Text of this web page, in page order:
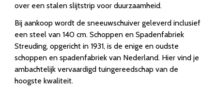
over een stalen slijtstrip voor duurzaamheid.
Bij aankoop wordt de sneeuwschuiver geleverd inclusief
een steel van 140 cm. Schoppen en Spadenfabriek
Streuding, opgericht in 1931, is de enige en oudste
schoppen en spadenfabriek van Nederland. Hier vind je
ambachtelijk vervaardigd tuingereedschap van de
hoogste kwaliteit.